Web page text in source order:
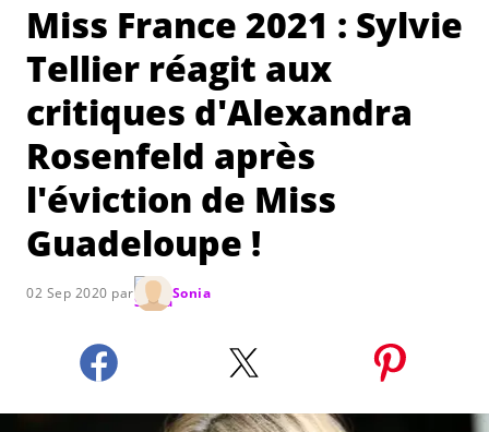
Miss France 2021 : Sylvie
Tellier réagit aux
critiques d'Alexandra
Rosenfeld après
l'éviction de Miss
Guadeloupe !
02 Sep 2020 par Sonia